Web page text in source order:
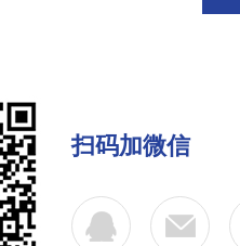
扫码加微信